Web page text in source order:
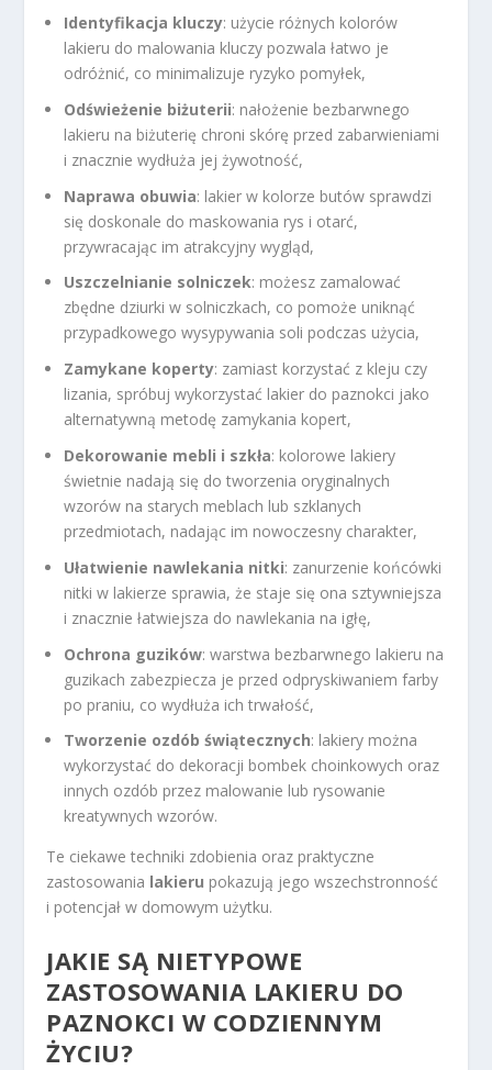
Identyfikacja kluczy: użycie różnych kolorów
lakieru do malowania kluczy pozwala łatwo je
odróżnić, co minimalizuje ryzyko pomyłek,
Odświeżenie biżuterii: nałożenie bezbarwnego
lakieru na biżuterię chroni skórę przed zabarwieniami
i znacznie wydłuża jej żywotność,
Naprawa obuwia: lakier w kolorze butów sprawdzi
się doskonale do maskowania rys i otarć,
przywracając im atrakcyjny wygląd,
Uszczelnianie solniczek: możesz zamalować
zbędne dziurki w solniczkach, co pomoże uniknąć
przypadkowego wysypywania soli podczas użycia,
Zamykane koperty: zamiast korzystać z kleju czy
lizania, spróbuj wykorzystać lakier do paznokci jako
alternatywną metodę zamykania kopert,
Dekorowanie mebli i szkła: kolorowe lakiery
świetnie nadają się do tworzenia oryginalnych
wzorów na starych meblach lub szklanych
przedmiotach, nadając im nowoczesny charakter,
Ułatwienie nawlekania nitki: zanurzenie końcówki
nitki w lakierze sprawia, że staje się ona sztywniejsza
i znacznie łatwiejsza do nawlekania na igłę,
Ochrona guzików: warstwa bezbarwnego lakieru na
guzikach zabezpiecza je przed odpryskiwaniem farby
po praniu, co wydłuża ich trwałość,
Tworzenie ozdób świątecznych: lakiery można
wykorzystać do dekoracji bombek choinkowych oraz
innych ozdób przez malowanie lub rysowanie
kreatywnych wzorów.
Te ciekawe techniki zdobienia oraz praktyczne
zastosowania lakieru pokazują jego wszechstronność
i potencjał w domowym użytku.
JAKIE SĄ NIETYPOWE
ZASTOSOWANIA LAKIERU DO
PAZNOKCI W CODZIENNYM
ŻYCIU?